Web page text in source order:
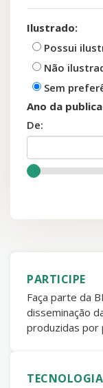
Ilustrado:
Possui
Não
Sem
Ano da
De:
PARTICIPE
Faça parte da
disseminação
produzidas por
TECNOLOGIA